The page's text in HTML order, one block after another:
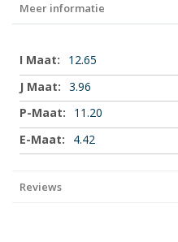
Meer informatie
Meer
informatie
12.65
3.96
11.20
4.42
Reviews